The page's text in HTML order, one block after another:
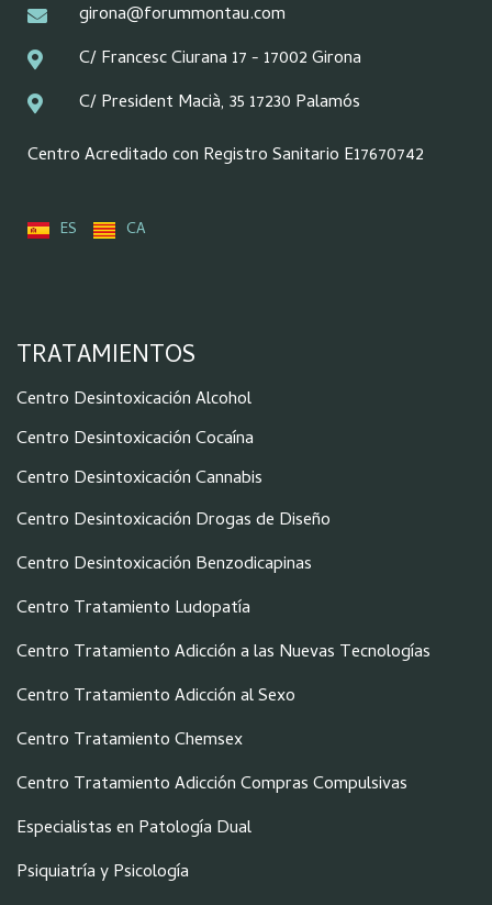
girona@forummontau.com
C/ Francesc Ciurana 17 - 17002 Girona
C/ President Macià, 35 17230 Palamós
Centro Acreditado con Registro Sanitario E17670742
ES CA
TRATAMIENTOS
Centro Desintoxicación Alcohol
Centro Desintoxicación Cocaína
Centro Desintoxicación Cannabis
Centro Desintoxicación Drogas de Diseño
Centro Desintoxicación Benzodicapinas
Centro Tratamiento Ludopatía
Centro Tratamiento Adicción a las Nuevas Tecnologías
Centro Tratamiento Adicción al Sexo
Centro Tratamiento Chemsex
Centro Tratamiento Adicción Compras Compulsivas
Especialistas en Patología Dual
Psiquiatría y Psicología